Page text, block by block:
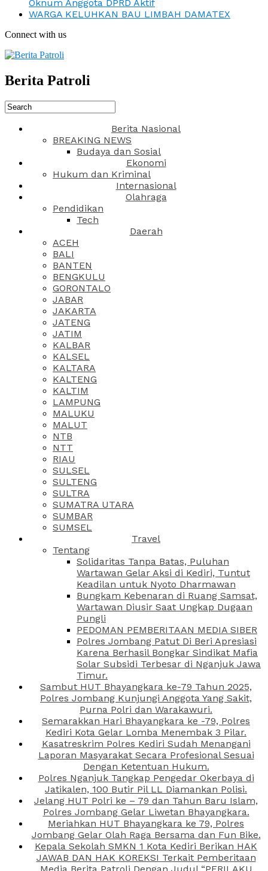
Oknum Anggota DPRD Aktif
WARGA KELUHKAN BAU LIMBAH DAMATEX
Connect with us
Berita Patroli
Berita Nasional
BREAKING NEWS
Budaya dan Sosial
Ekonomi
Hukum dan Kriminal
Internasional
Olahraga
Pendidikan
Tech
Daerah
ACEH
BALI
BANTEN
BENGKULU
GORONTALO
JABAR
JAKARTA
JATENG
JATIM
KALBAR
KALSEL
KALTARA
KALTENG
KALTIM
LAMPUNG
MALUKU
MALUT
NTB
NTT
RIAU
SULSEL
SULTENG
SULTRA
SUMATRA UTARA
SUMBAR
SUMSEL
Travel
Tentang
Solidaritas Tanpa Batas, Puluhan
Wartawan Gelar Aksi di Kediri, Tuntut
Keadilan untuk Nyoto Dharmawan
Bungkam Kebenaran di Ruang Samsat,
Wartawan Diusir Saat Ungkap Dugaan
Pungli
PEDOMAN PEMBERITAAN MEDIA SIBER
Polres Jombang Patut Di Beri Apresiasi
Karena Berhasil Bongkar Sindikat Mafia
Solar Subsidi Terbesar di Nganjuk Jawa
Timur.
Sambut HUT Bhayangkara ke-79 Tahun 2025,
Polres Jombang Kunjungi Anggota Yang Sakit,
Purna Polri dan Warakawuri.
Semarakkan Hari Bhayangkara ke -79, Polres
Kediri Kota Gelar Lomba Menembak 3 Pilar.
Kasatreskrim Polres Kediri Sudah Menangani
Laporan Masyarakat Secara Profesional Sesuai
Dengan Ketentuan Hukum.
Polres Nganjuk Tangkap Pengedar Okerbaya di
Jatikalen, 100 Butir Pil LL Diamankan Polisi.
Jelang HUT Polri ke – 79 dan Tahun Baru Islam,
Polres Jombang Gelar Liwetan Bhayangkara.
Meriahkan HUT Bhayangkara ke 79, Polres
Jombang Gelar Olah Raga Bersama dan Fun Bike.
Kepala Sekolah SMKN 1 Kota Kediri Berikan HAK
JAWAB DAN HAK KOREKSI Terkait Pemberitaan